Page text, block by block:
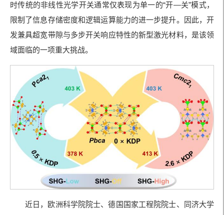
时传统的非线性光学开关通常仅表现为单一的“开—关”模式，
限制了信息存储密度和逻辑运算能力的进一步提升。因此，开
发兼具超宽带隙与多步开关响应特性的新型激光材料，是该领
域面临的一项重大挑战。
近日，欧洲科学院院士、德国国家工程院院士、同济大学